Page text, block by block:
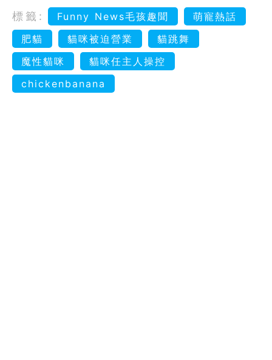
標籤: Funny News毛孩趣聞
萌寵熱話
肥貓
貓咪被迫營業
貓跳舞
魔性貓咪
貓咪任主人操控
chickenbanana